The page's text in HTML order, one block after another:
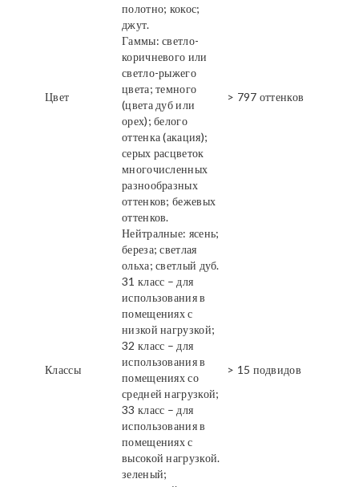
Цвет
полотно; кокос;
джут.
Гаммы: светло-
коричневого или
светло-рыжего
цвета; темного
(цвета дуб или
орех); белого
оттенка (акация);
серых расцветок
многочисленных
разнообразных
оттенков; бежевых
оттенков.
Нейтралные: ясень;
береза; светлая
ольха; светлый дуб.
> 797 оттенков
Классы
31 класс – для
использования в
помещениях с
низкой нагрузкой;
32 класс – для
использования в
помещениях со
средней нагрузкой;
33 класс – для
использования в
помещениях с
высокой нагрузкой.
> 15 подвидов
зеленый;